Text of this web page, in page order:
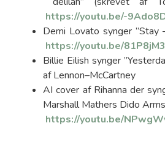
https://youtu.be/-
Demi Lovato synger ”Stay
https://youtu.be/
Billie Eilish synger
af Lennon–McCartney
AI cover af Rihanna der
Marshall Mathers Dido
https://youtu.be/